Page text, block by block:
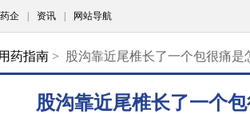
药企 资讯 网站导航
用药指南 > 股沟靠近尾椎长了一个包很痛是
股沟靠近尾椎长了一个